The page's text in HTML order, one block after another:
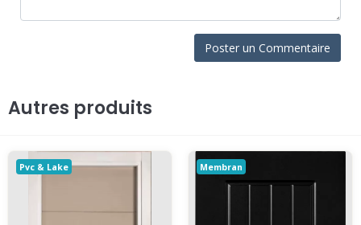
Autres produits
Pvc & Lake Membran